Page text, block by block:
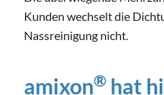
Kunden wechselt die
Nassreinigung nicht.
amixon® hat